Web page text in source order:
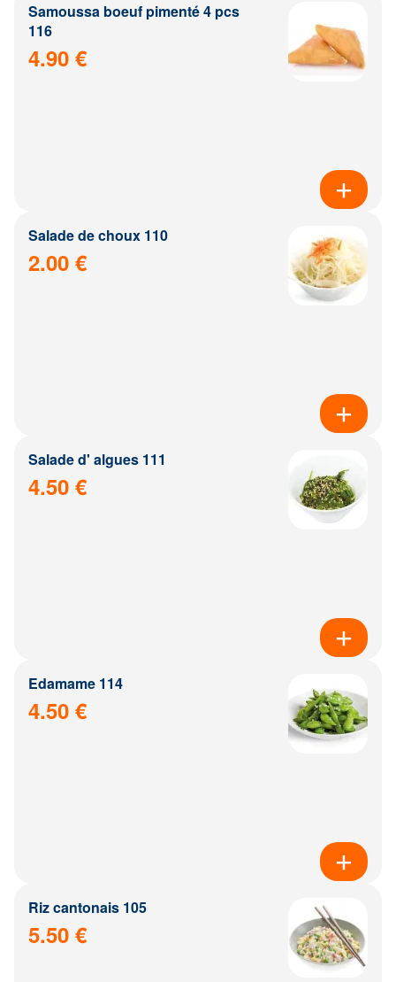
Samoussa boeuf pimenté 4 pcs
116
4.90 €
Salade de choux 110
2.00 €
Salade d' algues 111
4.50 €
Edamame 114
4.50 €
Riz cantonais 105
5.50 €